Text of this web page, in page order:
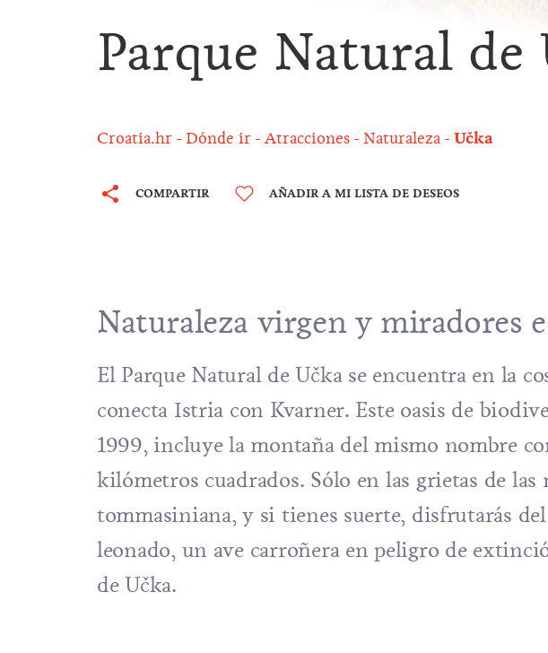
Parque Natural de
Croatia.hr Dónde ir Atracciones Naturaleza Učka
COMPARTIR AÑADIR A MI LISTA DE DESEOS
Naturaleza virgen y miradores
El Parque Natural de Učka se encuentra en la
conecta Istria con Kvarner. Este oasis de
1999, incluye la montaña del mismo nombre
kilómetros cuadrados. Sólo en las grietas de las
tommasiniana, y si tienes suerte, disfrutarás
leonado, un ave carroñera en peligro de
de Učka.